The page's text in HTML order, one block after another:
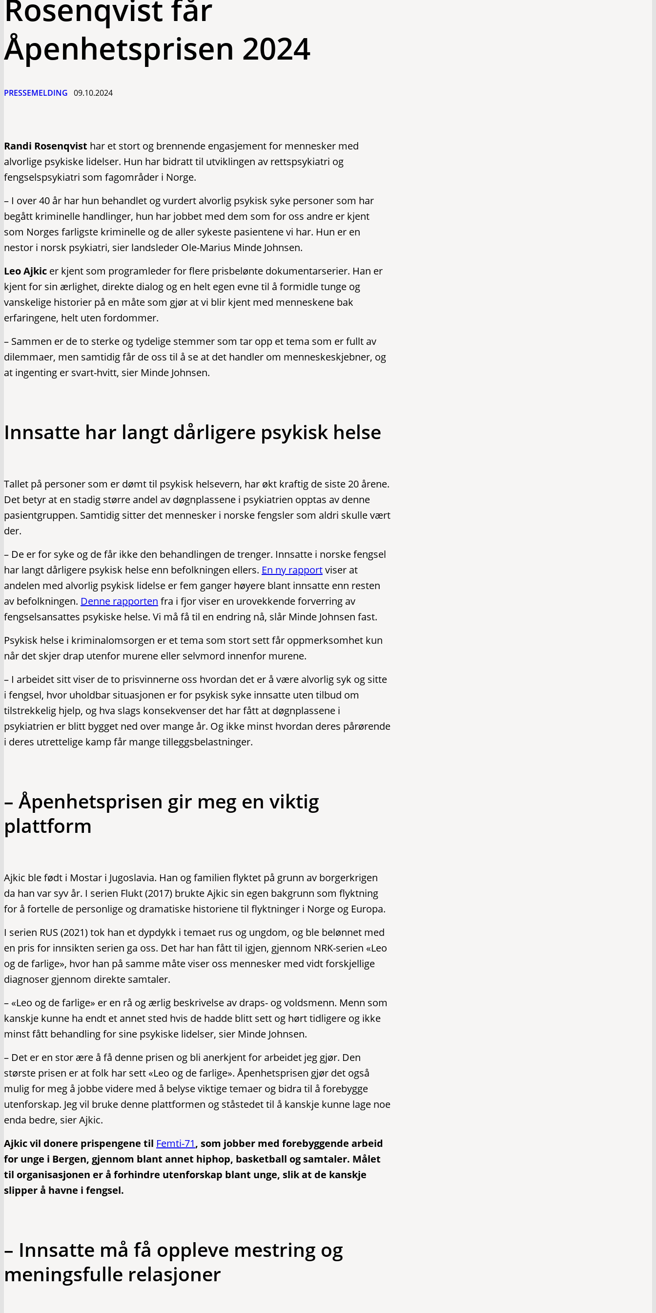
Rosenqvist får
Åpenhetsprisen 2024
PRESSEMELDING 09.10.2024
Randi Rosenqvist har et stort og brennende engasjement for mennesker med
alvorlige psykiske lidelser. Hun har bidratt til utviklingen av rettspsykiatri og
fengselspsykiatri som fagområder i Norge.
– I over 40 år har hun behandlet og vurdert alvorlig psykisk syke personer som har
begått kriminelle handlinger, hun har jobbet med dem som for oss andre er kjent
som Norges farligste kriminelle og de aller sykeste pasientene vi har. Hun er en
nestor i norsk psykiatri, sier landsleder Ole-Marius Minde Johnsen.
Leo Ajkic er kjent som programleder for flere prisbelønte dokumentarserier. Han er
kjent for sin ærlighet, direkte dialog og en helt egen evne til å formidle tunge og
vanskelige historier på en måte som gjør at vi blir kjent med menneskene bak
erfaringene, helt uten fordommer.
– Sammen er de to sterke og tydelige stemmer som tar opp et tema som er fullt av
dilemmaer, men samtidig får de oss til å se at det handler om menneskeskjebner, og
at ingenting er svart-hvitt, sier Minde Johnsen.
Innsatte har langt dårligere psykisk helse
Tallet på personer som er dømt til psykisk helsevern, har økt kraftig de siste 20 årene.
Det betyr at en stadig større andel av døgnplassene i psykiatrien opptas av denne
pasientgruppen. Samtidig sitter det mennesker i norske fengsler som aldri skulle vært
der.
– De er for syke og de får ikke den behandlingen de trenger. Innsatte i norske fengsel
har langt dårligere psykisk helse enn befolkningen ellers. En ny rapportviser at
andelen med alvorlig psykisk lidelse er fem ganger høyere blant innsatte enn resten
av befolkningen. Denne rapporten fra i fjor viser en urovekkende forverring av
fengselsansattes psykiske helse. Vi må få til en endring nå, slår Minde Johnsen fast.
Psykisk helse i kriminalomsorgen er et tema som stort sett får oppmerksomhet kun
når det skjer drap utenfor murene eller selvmord innenfor murene.
– I arbeidet sitt viser de to prisvinnerne oss hvordan det er å være alvorlig syk og sitte
i fengsel, hvor uholdbar situasjonen er for psykisk syke innsatte uten tilbud om
tilstrekkelig hjelp, og hva slags konsekvenser det har fått at døgnplassene i
psykiatrien er blitt bygget ned over mange år. Og ikke minst hvordan deres pårørende
i deres utrettelige kamp får mange tilleggsbelastninger.
– Åpenhetsprisen gir meg en viktig
plattform
Ajkic ble født i Mostar i Jugoslavia. Han og familien flyktet på grunn av borgerkrigen
da han var syv år. I serien Flukt (2017) brukte Ajkic sin egen bakgrunn som flyktning
for å fortelle de personlige og dramatiske historiene til flyktninger i Norge og Europa.
I serien RUS (2021) tok han et dypdykk i temaet rus og ungdom, og ble belønnet med
en pris for innsikten serien ga oss. Det har han fått til igjen, gjennom NRK-serien «Leo
og de farlige», hvor han på samme måte viser oss mennesker med vidt forskjellige
diagnoser gjennom direkte samtaler.
– «Leo og de farlige» er en rå og ærlig beskrivelse av draps- og voldsmenn. Menn som
kanskje kunne ha endt et annet sted hvis de hadde blitt sett og hørt tidligere og ikke
minst fått behandling for sine psykiske lidelser, sier Minde Johnsen.
– Det er en stor ære å få denne prisen og bli anerkjent for arbeidet jeg gjør. Den
største prisen er at folk har sett «Leo og de farlige». Åpenhetsprisen gjør det også
mulig for meg å jobbe videre med å belyse viktige temaer og bidra til å forebygge
utenforskap. Jeg vil bruke denne plattformen og ståstedet til å kanskje kunne lage noe
enda bedre, sier Ajkic.
Ajkic vil donere prispengene til Femti-71, som jobber med forebyggende arbeid
for unge i Bergen, gjennom blant annet hiphop, basketball og samtaler. Målet
til organisasjonen er å forhindre utenforskap blant unge, slik at de kanskje
slipper å havne i fengsel.
– Innsatte må få oppleve mestring og
meningsfulle relasjoner